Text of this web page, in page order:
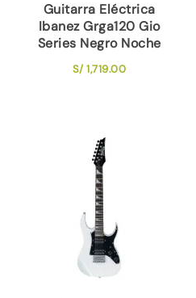
Guitarra Eléctrica
Ibanez Grga120 Gio
Series Negro Noche
S/1,719.00